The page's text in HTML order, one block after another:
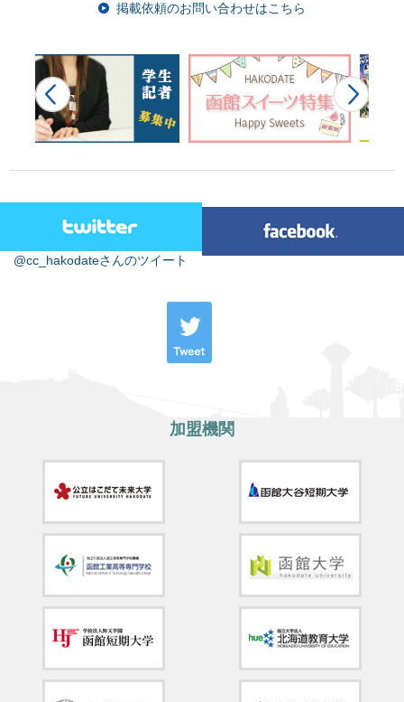
掲載依頼のお問い合わせはこちら
@cc_hakodateさんのツイート
加盟機関